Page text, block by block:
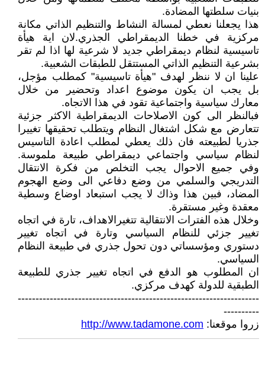
بنيات سلطتها المضادة.
هذا يجعلنا نعطي لمسالة النشاط والتنظيم الذاتي مكانة
مركزية في خطنا الديمقراطي الجذري.لان اية هيأة
تاسيسية لنظام ديمقراطي جديد لا شرعية لها اذا لم تقر
بشرعية التنظيم الذاتي المستتقل للطبقات الشعبية.
علينا ان لا ننظر لهدف "هيأة تاسيسية" كمطلب مؤجل،
بل يجب ان يكون موضوع اعداد وتحضير من خلال
معارك سياسية واجتماعية تقود في هذا الاتجاه.
فبالنظر الى كون الاصلاحات الديمقراطية الاكثر جزئية
تتعارض مع شكل اشتغال النظام ويتطلب تحقيقها تغييرا
جذريا لطبيعته فان ذلك يعطي لمطلب اعادة التاسيس
لنظام سياسي واجتماعي ديمقراطي طبيعة ملموسة.
وفي جميع الاحوال يجب التخلص من فكرة الانتقال
التدريجي والسلمي من وضع دفاعي الى وضع الهجوم
المضاد، فبين هذا وذاك لا يجب استبعاد اوضاع وسطية
معقدة وغير مستقرة.
وخلال هذه الفترات الانتقالية تتغيرالاهداف، تارة في اتجاه
تغيير جزئي للنظام السياسي وتارة في اتجاه تغيير
دستوري ومؤسساتي دون تحول جذري في طبيعة النظام
السياسي.
ان المطلوب هو الدفع في اتجاه تغيير جذري للطبيعة
الطبقية للدولة كهدف مركزي.
--------------------------------------------------------------------
----------
زروا موقعنا: http://www.tadamone.com